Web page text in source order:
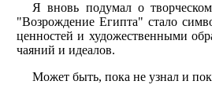
Я вновь подумал о
"Возрождение Египта" стало
ценностей и художественными
чаяний и идеалов.
Может быть, пока не узнал и